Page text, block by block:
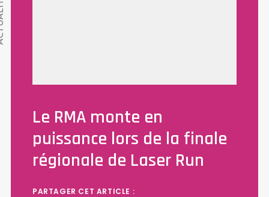
Le RMA monte en
puissance lors de la finale
régionale de Laser Run
PARTAGER CET ARTICLE :